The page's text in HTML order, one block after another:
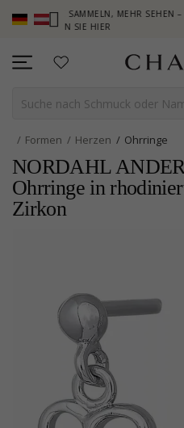
SAMMELN, MEHR SEHEN –
SIE HIER
Formen Herzen Ohrringe
NORDAHL
Ohrringe in
Zirkon